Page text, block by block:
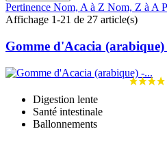
Pertinence Nom, A à Z Nom, Z à A
Affichage 1-21 de 27 article(s)
Gomme d'Acacia
Digestion lente
Santé intestinale
Ballonnements